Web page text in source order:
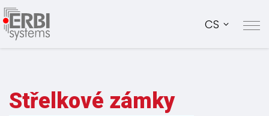
CS
Střelkové zámky